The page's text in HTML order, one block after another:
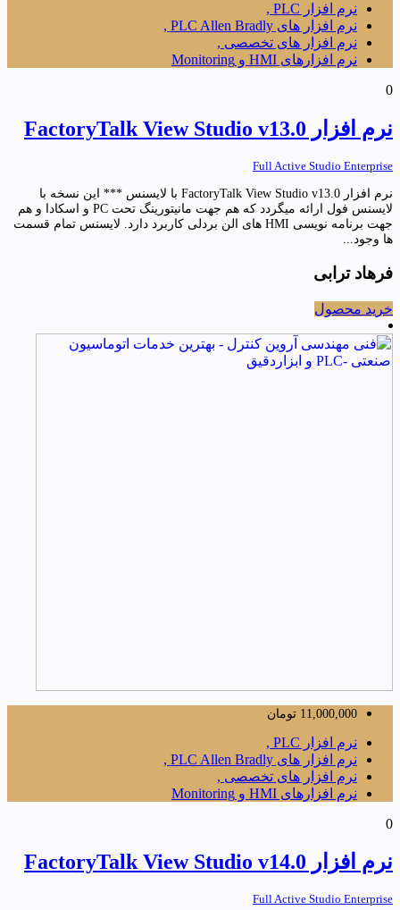
نرم افزار PLC ,
نرم افزار های PLC Allen Bradly ,
نرم افزار های تخصصی ,
نرم افزارهای HMI و Monitoring
0
نرم افزار FactoryTalk View Studio v13.0
Full Active Studio Enterprise
نرم افزار FactoryTalk View Studio v13.0 با لایسنس *** این نسخه با
لایسنس فول ارائه میگردد که هم جهت مانیتورینگ تحت PC و اسکادا و هم
جهت برنامه نویسی HMI های الن بردلی کاربرد دارد. لایسنس تمام قسمت
ها وجود...
فرهاد ترابی
خرید محصول
11,000,000 تومان
نرم افزار PLC ,
نرم افزار های PLC Allen Bradly ,
نرم افزار های تخصصی ,
نرم افزارهای HMI و Monitoring
0
نرم افزار FactoryTalk View Studio v14.0
Full Active Studio Enterprise